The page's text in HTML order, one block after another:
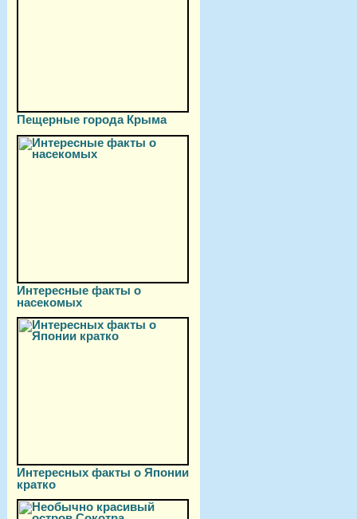
Пещерные города Крыма
Интересные факты о
насекомых
Интересных факты о Японии
кратко